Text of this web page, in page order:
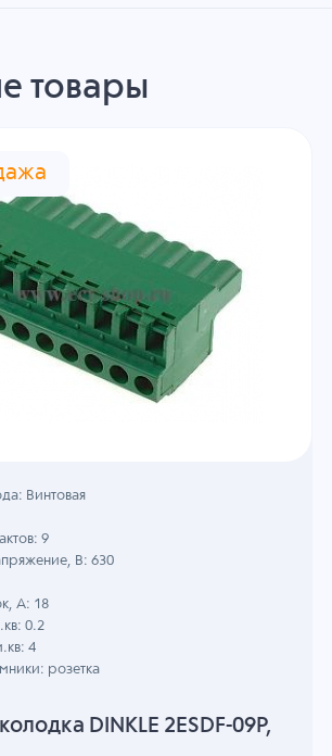
товары
DINKLE 2ESDF-09P,
Винтовая
9
B: 630
А: 18
0.2
4
розетка